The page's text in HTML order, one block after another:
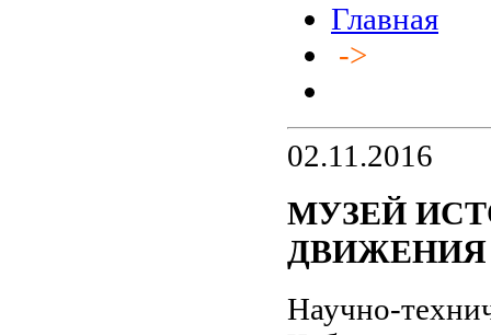
Главная
->
02.11.2016
МУЗЕЙ
ДВИЖЕНИЯ
Научно-